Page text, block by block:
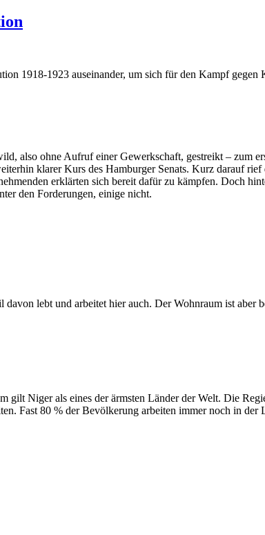
1918-1923 auseinander, um sich für den Kampf gegen
also ohne Aufruf einer Gewerkschaft, gestreikt – zum
klarer Kurs des Hamburger Senats. Kurz darauf
erklärten sich bereit dafür zu kämpfen. Doch
den Forderungen, einige nicht.
lebt und arbeitet hier auch. Der Wohnraum ist aber
Niger als eines der ärmsten Länder der Welt. Die
Fast 80 % der Bevölkerung arbeiten immer noch in der